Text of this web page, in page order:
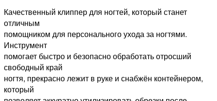
75
мм.
Ручная
заточка.
Качественный клиппер для ногтей, который станет
отличным
помощником для персонального ухода за ногтями.
Инструмент
помогает быстро и безопасно обработать отросший
свободный край
ногтя, прекрасно лежит в руке и снабжён контейнером,
который